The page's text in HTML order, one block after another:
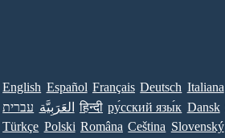
English Español Français Deutsch Italiana
עברית العَرَبِيَّة हिन्दी ру́сский язы́к Dansk
Türkçe Polski Româna Ceština Slovenský